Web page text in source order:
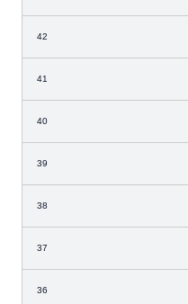
42
41
40
39
38
37
36